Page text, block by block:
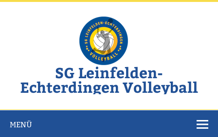
Zum
SG Leinfelden-
Echterdingen Volleyball
MENÜ